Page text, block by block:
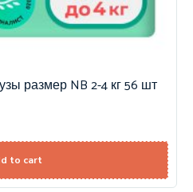
размер NB 2-4 кг 56 шт
to cart